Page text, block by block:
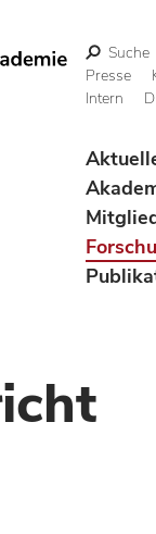
Suche
Presse
Intern